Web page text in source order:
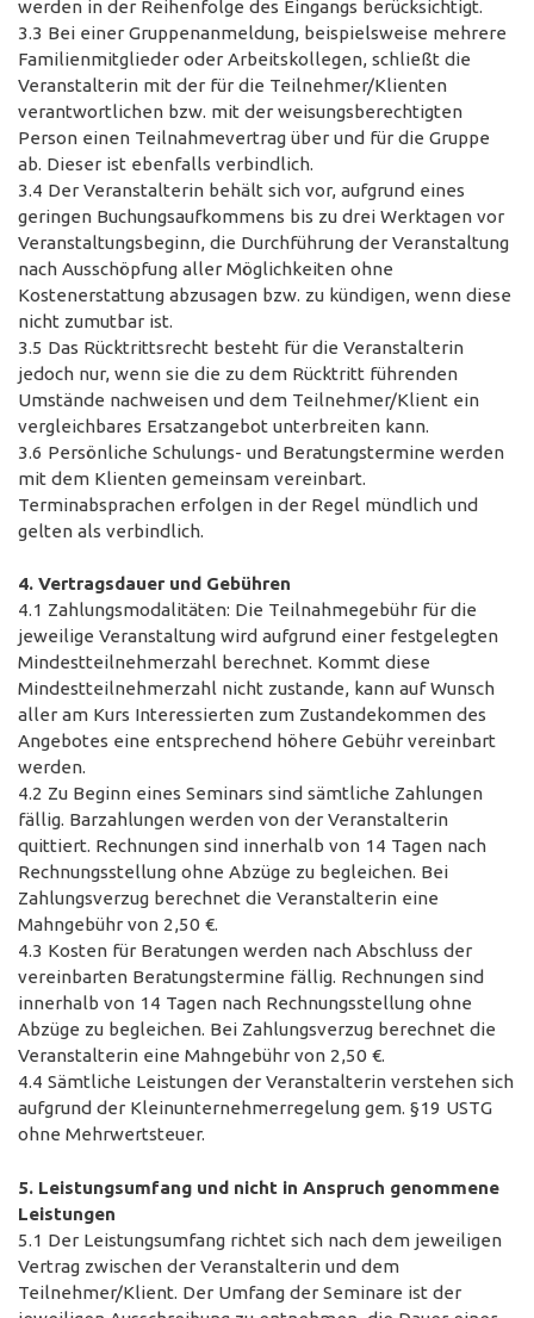
werden in der Reihenfolge des Eingangs berücksichtigt.
3.3 Bei einer Gruppenanmeldung, beispielsweise mehrere
Familienmitglieder oder Arbeitskollegen, schließt die
Veranstalterin mit der für die Teilnehmer/Klienten
verantwortlichen bzw. mit der weisungsberechtigten
Person einen Teilnahmevertrag über und für die Gruppe
ab. Dieser ist ebenfalls verbindlich.
3.4 Der Veranstalterin behält sich vor, aufgrund eines
geringen Buchungsaufkommens bis zu drei Werktagen vor
Veranstaltungsbeginn, die Durchführung der Veranstaltung
nach Ausschöpfung aller Möglichkeiten ohne
Kostenerstattung abzusagen bzw. zu kündigen, wenn diese
nicht zumutbar ist.
3.5 Das Rücktrittsrecht besteht für die Veranstalterin
jedoch nur, wenn sie die zu dem Rücktritt führenden
Umstände nachweisen und dem Teilnehmer/Klient ein
vergleichbares Ersatzangebot unterbreiten kann.
3.6 Persönliche Schulungs- und Beratungstermine werden
mit dem Klienten gemeinsam vereinbart.
Terminabsprachen erfolgen in der Regel mündlich und
gelten als verbindlich.
4. Vertragsdauer und Gebühren
4.1 Zahlungsmodalitäten: Die Teilnahmegebühr für die
jeweilige Veranstaltung wird aufgrund einer festgelegten
Mindestteilnehmerzahl berechnet. Kommt diese
Mindestteilnehmerzahl nicht zustande, kann auf Wunsch
aller am Kurs Interessierten zum Zustandekommen des
Angebotes eine entsprechend höhere Gebühr vereinbart
werden.
4.2 Zu Beginn eines Seminars sind sämtliche Zahlungen
fällig. Barzahlungen werden von der Veranstalterin
quittiert. Rechnungen sind innerhalb von 14 Tagen nach
Rechnungsstellung ohne Abzüge zu begleichen. Bei
Zahlungsverzug berechnet die Veranstalterin eine
Mahngebühr von 2,50 €.
4.3 Kosten für Beratungen werden nach Abschluss der
vereinbarten Beratungstermine fällig. Rechnungen sind
innerhalb von 14 Tagen nach Rechnungsstellung ohne
Abzüge zu begleichen. Bei Zahlungsverzug berechnet die
Veranstalterin eine Mahngebühr von 2,50 €.
4.4 Sämtliche Leistungen der Veranstalterin verstehen sich
aufgrund der Kleinunternehmerregelung gem. §19 USTG
ohne Mehrwertsteuer.
5. Leistungsumfang und nicht in Anspruch genommene
Leistungen
5.1 Der Leistungsumfang richtet sich nach dem jeweiligen
Vertrag zwischen der Veranstalterin und dem
Teilnehmer/Klient. Der Umfang der Seminare ist der